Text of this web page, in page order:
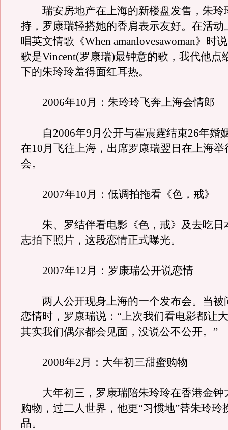
瑞安房地产在上海的新楼盘发售，朱玲
持，罗康瑞轻搭她的香肩表示友好。在活动
唱英文情歌《When amanlovesawoman》时
歌是Vincent(罗康瑞)最钟意的歌，我代他点
下的朱玲玲羞得面红耳热。
2006年10月：朱玲玲飞奔上海会情郎
自2006年9月公开与霍震霆结束26年婚
在10月飞往上海，出席罗康瑞翌日在上海
会。
2007年10月：低调拍拖看《色，戒》
朱、罗结伴看电影《色，戒》及去吃日
志拍下照片，这段恋情正式曝光。
2007年12月：罗康瑞公开说恋情
两人公开现身上海的一个发布会。当被
恋情时，罗康瑞说：“上次我们看电影都让
其实我们偶尔都会见面，没说公不公开。”
2008年2月：大年初三甜蜜购物
大年初三，罗康瑞陪朱玲玲在香港金钟
购物，过二人世界，他更“习惯地”替朱玲玲
品。